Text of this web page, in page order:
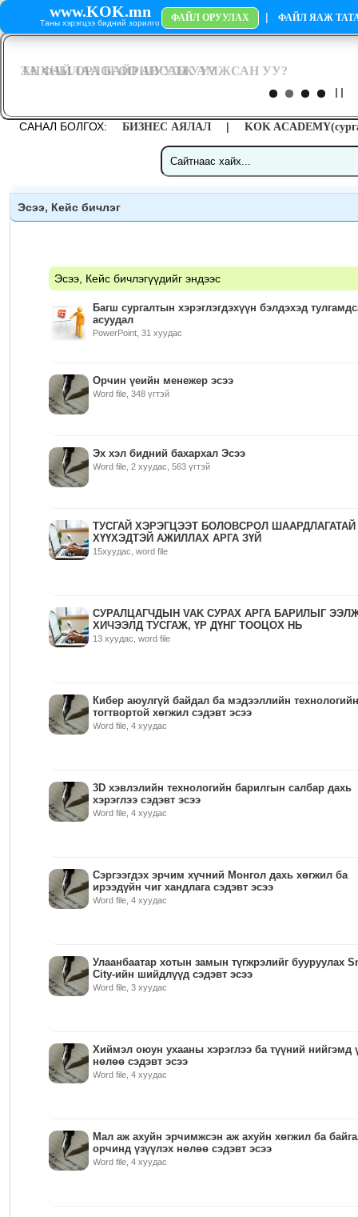
www.KOK.mn
Таны хэрэгцээ бидний зорилго ФАЙЛ ОРУУЛАХ | ФАЙЛ ЯАЖ
САНАЛ БОЛГОХ: БИЗНЕС АЯЛАЛ | KOK
Эсээ, Кейс бичлэг
Эсээ, Кейс бичлэгүүдийг эндээс
Багш сургалтын хэрэглэгдэхүүн бэлдэхэд
асуудал
PowerPoint, 31 хуудас
Орчин үеийн менежер эсээ
Word file, 348 үгтэй
Эх хэл бидний бахархал Эсээ
Word file, 2 хуудас, 563 үгтэй
ТУСГАЙ ХЭРЭГЦЭЭТ БОЛОВСРОЛ ШААРДЛАГАТАЙ
ХҮҮХЭДТЭЙ АЖИЛЛАХ АРГА ЗҮЙ
15хуудас, word file
СУРАЛЦАГЧДЫН VAK СУРАХ АРГА БАРИЛЫГ
ХИЧЭЭЛД ТУСГАЖ, ҮР ДҮНГ ТООЦОХ НЬ
13 хуудас, word file
Кибер аюулгүй байдал ба мэдээллийн технологийн
тогтвортой хөгжил сэдэвт эсээ
Word file, 4 хуудас
3D хэвлэлийн технологийн барилгын салбар дахь
хэрэглээ сэдэвт эсээ
Word file, 4 хуудас
Сэргээгдэх эрчим хүчний Монгол дахь хөгжил ба
ирээдүйн чиг хандлага сэдэвт эсээ
Word file, 4 хуудас
Улаанбаатар хотын замын түгжрэлийг бууруулах
City-ийн шийдлүүд сэдэвт эсээ
Word file, 3 хуудас
Хиймэл оюун ухааны хэрэглээ ба түүний нийгэмд
нөлөө сэдэвт эсээ
Word file, 4 хуудас
Мал аж ахуйн эрчимжсэн аж ахуйн хөгжил ба
орчинд үзүүлэх нөлөө сэдэвт эсээ
Word file, 4 хуудас